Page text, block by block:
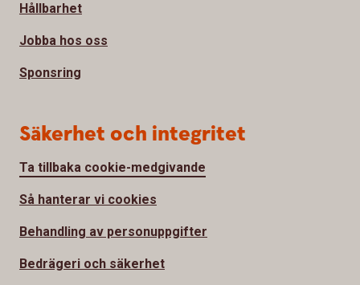
Hållbarhet
Jobba hos oss
Sponsring
Säkerhet och integritet
Ta tillbaka cookie-medgivande
Så hanterar vi cookies
Behandling av personuppgifter
Bedrägeri och säkerhet